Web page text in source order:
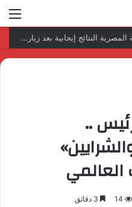
رئيس المكتب التنفيذي للمجلس العربي للاختصاصات الصحية يبحث مع الأمين العام لجامعة الدول العربية تعزيز التعاون لتطوير النظم الصحية العربية
..
14